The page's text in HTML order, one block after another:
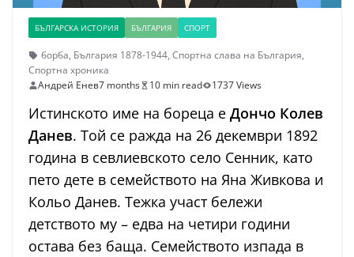
БЪЛГАРСКА ИСТОРИЯ БЪЛГАРИЯ СПОРТ
борба, България 1878-1944, Спортна слава на България,
Спортна хроника
Андрей Енев7 months 10 min read 1737 Views
Истинското име на бореца е Дончо Колев
Данев. Той се ражда на 26 декември 1892
година в севлиевското село Сенник, като
пето дете в семейството на Яна Живкова и
Кольо Данев. Тежка участ бележи
детството му – едва на четири години
остава без баща. Семейството изпада в